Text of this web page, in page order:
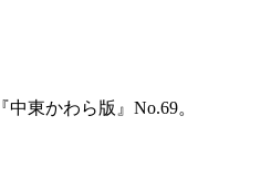
『中東かわら版』No.69。